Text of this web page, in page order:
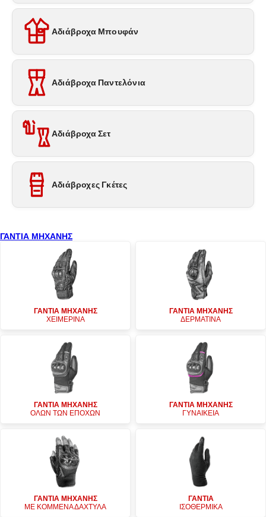
Αδιάβροχα Μπουφάν
Αδιάβροχα Παντελόνια
Αδιάβροχα Σετ
Αδιάβροχες Γκέτες
ΓΑΝΤΙΑ ΜΗΧΑΝΗΣ
ΓΑΝΤΙΑ ΜΗΧΑΝΗΣ
ΧΕΙΜΕΡΙΝΑ
ΓΑΝΤΙΑ ΜΗΧΑΝΗΣ
ΔΕΡΜΑΤΙΝΑ
ΓΑΝΤΙΑ ΜΗΧΑΝΗΣ
ΟΛΩΝ ΤΩΝ ΕΠΟΧΩΝ
ΓΑΝΤΙΑ ΜΗΧΑΝΗΣ
ΓΥΝΑΙΚΕΙΑ
ΓΑΝΤΙΑ ΜΗΧΑΝΗΣ
ΜΕ ΚΟΜΜΕΝΑ ΔΑΧΤΥΛΑ
ΓΑΝΤΙΑ
ΙΣΟΘΕΡΜΙΚΑ